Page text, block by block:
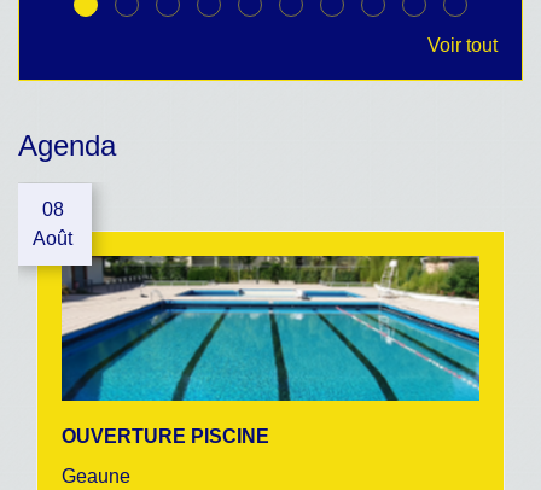
Voir tout
Agenda
08
Août
OUVERTURE PISCINE
Geaune